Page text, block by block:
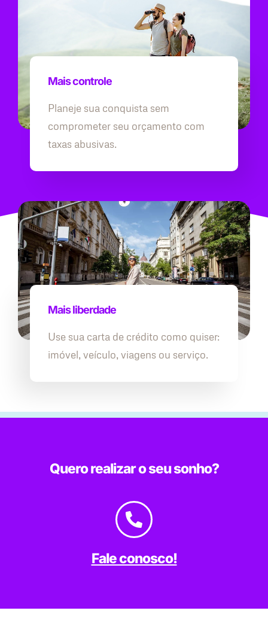
Mais controle
Planeje sua conquista sem
comprometer seu orçamento com
taxas abusivas.
Mais liberdade
Use sua carta de crédito como quiser:
imóvel, veículo, viagens ou serviço.
Quero realizar o seu sonho?
Fale conosco!